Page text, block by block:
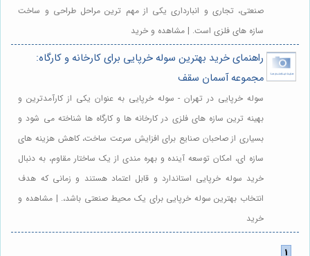
صنعتی، تجاری و انبارداری یکی از مهم ترین مراحل طراحی و ساخت
سازه های فلزی است. | مشاهده و خرید
راهنمای خرید بهترین سوله خرپایی برای کارخانه و کارگاه:
مجموعه آسمان سقف
سوله خرپایی در تهران - سوله خرپایی به عنوان یکی از کارآمدترین و
بهینه ترین سازه های فلزی در کارخانه ها و کارگاه ها شناخته می شود و
بسیاری از صاحبان صنایع برای افزایش سرعت ساخت، کاهش هزینه های
سازه ای، امکان توسعه آینده و بهره مندی از یک ساختار مقاوم، به دنبال
خرید سوله خرپایی استاندارد و قابل اعتماد هستند و زمانی که هدف
انتخاب بهترین سوله خرپایی برای یک محیط صنعتی باشد،. | مشاهده و
خرید